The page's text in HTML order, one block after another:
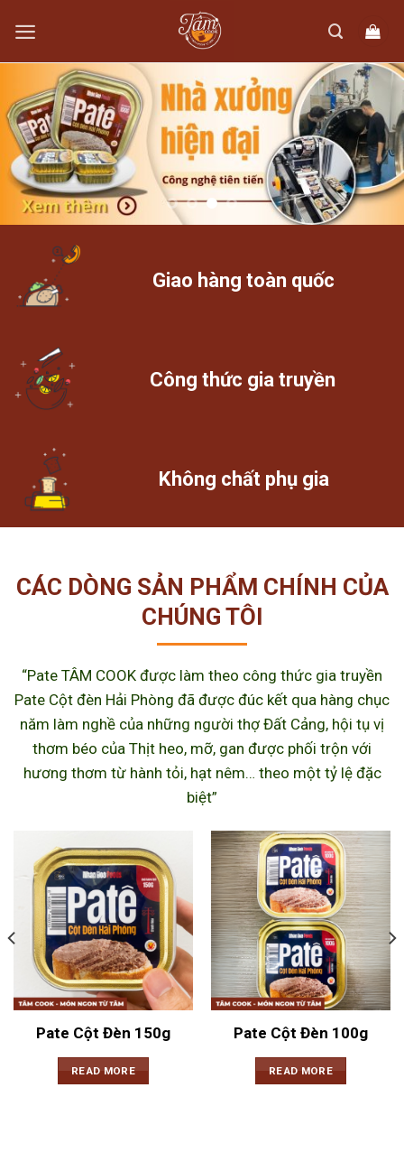
content
Giao hàng toàn quốc
Công thức gia truyền
Không chất phụ gia
CÁC DÒNG SẢN PHẨM CHÍNH CỦA
CHÚNG TÔI
“Pate TÂM COOK được làm theo công thức gia truyền
Pate Cột đèn Hải Phòng đã được đúc kết qua hàng chục
năm làm nghề của những người thợ Đất Cảng, hội tụ vị
thơm béo của Thịt heo, mỡ, gan được phối trộn với
hương thơm từ hành tỏi, hạt nêm… theo một tỷ lệ đặc
biệt”
Pate Cột Đèn 150g
READ MORE
Pate Cột Đèn 100g
READ MORE